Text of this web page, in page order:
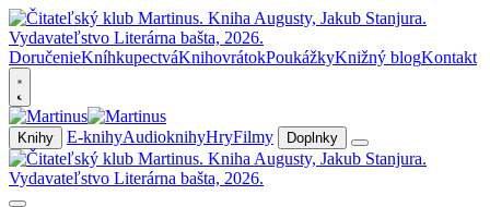
DoručenieKníhkupectváKnihovrátokPoukážkyKnižný blogKontakt
Knihy E-knihyAudioknihyHryFilmy Doplnky